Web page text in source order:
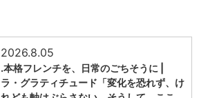
2026.8.05
.本格フレンチを、日常のごちそうに |
ラ・グラティチュード「変化を恐れず、け